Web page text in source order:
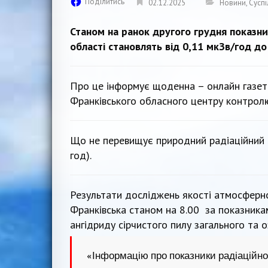
02.12.2025 Новини,
Станом на ранок другого грудня
області становлять від 0,11 мкЗв/год
Про це інформує щоденна – онлайн
Франківського обласного центру
Що не перевищує природний
год).
Результати досліджень якості
Франківська станом на 8.00 за
ангідриду сірчистого пилу загального та
«Інформацію про показники